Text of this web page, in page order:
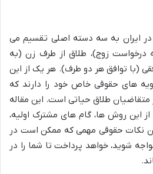
در ایران به سه دسته اصلی تقسیم می
درخواست زوج)، طلاق از طرف زن (به
(با توافق هر دو طرف). هر یک از این
های حقوقی خاص خود را دارند که
متقاضیان طلاق حیاتی است. این مقاله
این روش ها، گام های مشترک اولیه،
نکات حقوقی مهمی که ممکن است در
شوید، خواهد پرداخت تا شما را در